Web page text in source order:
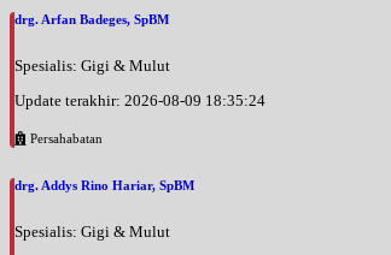
drg. Arfan Badeges, SpBM
Spesialis: Gigi & Mulut
Update terakhir: 2026-08-09 18:35:24
Persahabatan
drg. Addys Rino Hariar, SpBM
Spesialis: Gigi & Mulut